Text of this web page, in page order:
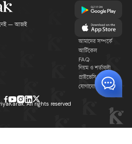
— আজই
আমাদের সম্পর্কে
আর্টিকেল
FAQ
নিয়ম ও শর্তাবলী
প্রাইভেসি পলিসি
যোগাযোগ
All rights reserved